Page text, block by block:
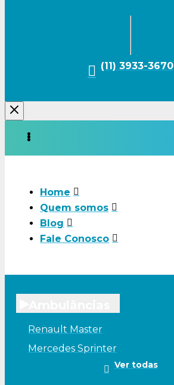
(11) 3933-3670
Home
Quem somos
Blog
Fale Conosco
Renault Master
Mercedes Sprinter
Ver todas